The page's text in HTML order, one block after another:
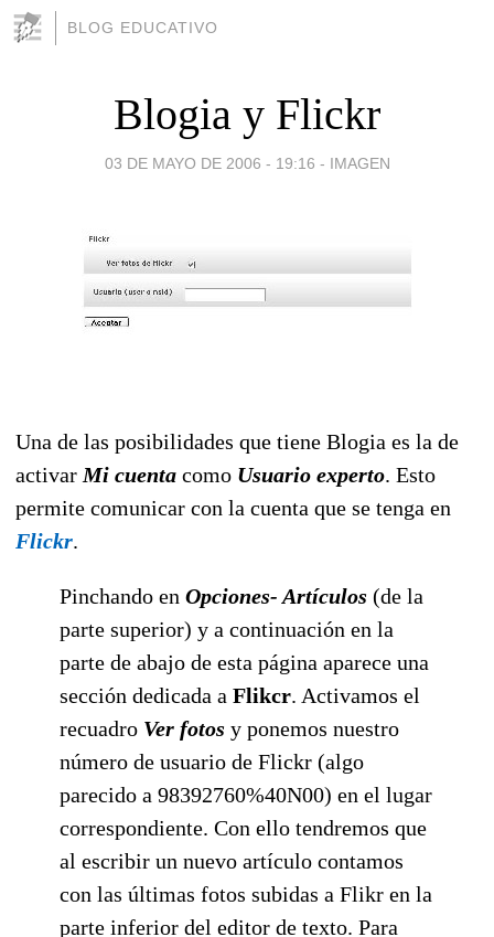
BLOG EDUCATIVO
Blogia y Flickr
03 DE MAYO DE 2006 - 19:16 - IMAGEN
Una de las posibilidades que tiene Blogia es la de
activar Mi cuenta como Usuario experto. Esto
permite comunicar con la cuenta que se tenga en
Flickr.
Pinchando en Opciones- Artículos (de la
parte superior) y a continuación en la
parte de abajo de esta página aparece una
sección dedicada a Flikcr. Activamos el
recuadro Ver fotos y ponemos nuestro
número de usuario de Flickr (algo
parecido a 98392760%40N00) en el lugar
correspondiente. Con ello tendremos que
al escribir un nuevo artículo contamos
con las últimas fotos subidas a Flikr en la
parte inferior del editor de texto. Para